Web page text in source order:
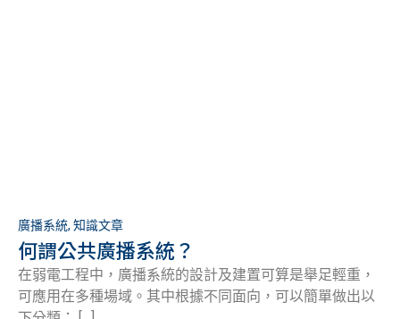
廣播系統, 知識文章
何謂公共廣播系統？
在弱電工程中，廣播系統的設計及建置可算是舉足輕重，
可應用在多種場域。其中根據不同面向，可以簡單做出以